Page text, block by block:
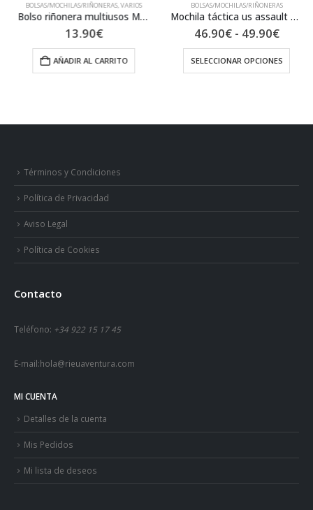
BOLSAS/MOCHILAS/RIÑONERAS,VARIOS
Bolso riñonera multiusos MILTEC 13490302
13.90€
AÑADIR AL CARRITO
BOLSAS/MOCHILAS/RIÑONERAS
Mochila táctica us assault MIL-TEC LG 36l.
46.90€- 49.90€Rango
desde
46.90€
SELECCIONAR OPCIONES
Este producto tiene múltiples variantes. Las opciones se pueden elegir en la página de producto
Términos y Condiciones
Política de Privacidad
Aviso Legal
Política de Cookies
Contacto
Teléfono: +34 922 15 17 45
E-mail:hola@rieuaventura.com
MI CUENTA
Detalles de la cuenta
Mis Pedidos
Mi lista de deseos